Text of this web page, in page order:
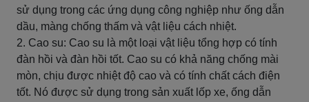
sử dụng trong các ứng dụng công nghiệp như ống dẫn
dầu, màng chống thấm và vật liệu cách nhiệt.
2. Cao su: Cao su là một loại vật liệu tổng hợp có tính
đàn hồi và đàn hồi tốt. Cao su có khả năng chống mài
mòn, chịu được nhiệt độ cao và có tính chất cách điện
tốt. Nó được sử dụng trong sản xuất lốp xe, ống dẫn